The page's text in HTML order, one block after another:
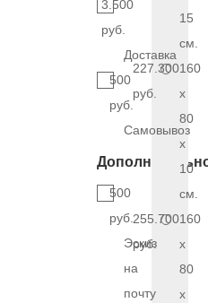
3.500
руб.
Доставка
500
руб.
Самовывоз
500
руб.
Эскиз
на
почту
15
см.
227.300
руб.
160
x
80
x
10
см.
255.700
руб.
160
x
80
x